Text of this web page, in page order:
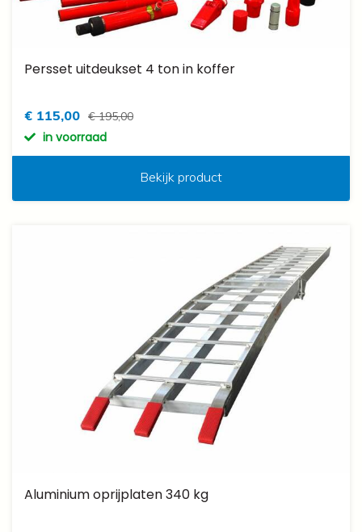
Persset uitdeukset 4 ton in koffer
€ 115,00 € 195,00
in voorraad
Bekijk product
Aluminium oprijplaten 340 kg